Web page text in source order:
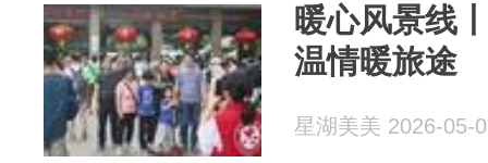
暖心风景线
温情暖旅途
星湖美美 2026-05-